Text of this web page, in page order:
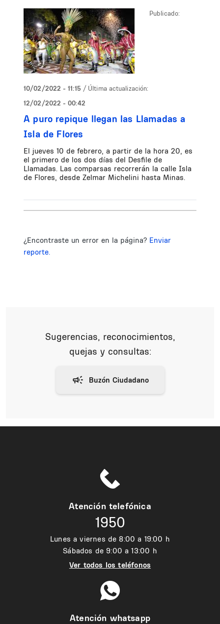
Publicado:
10/02/2022 - 11:15 / Última actualización:
12/02/2022 - 00:42
A puro repique llegan las Llamadas a
Isla de Flores
El jueves 10 de febrero, a partir de la hora 20, es
el primero de los dos días del Desfile de
Llamadas. Las comparsas recorrerán la calle Isla
de Flores, desde Zelmar Michelini hasta Minas.
¿Encontraste un error en la página? Enviar
reporte.
Sugerencias, reconocimientos,
quejas y consultas:
Atención telefónica
1950
Lunes a viernes de 8:00 a 19:00 h
Sábados de 9:00 a 13:00 h
Ver todos los teléfonos
Atención whatsapp